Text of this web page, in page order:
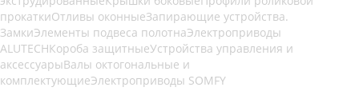
прокаткиОтливы оконныеЗапирающие устройства.
ЗамкиЭлементы подвеса полотнаЭлектроприводы
ALUTECHКороба защитныеУстройства управления и
аксессуарыВалы октогональные и
комплектующиеЭлектроприводы SOMFY